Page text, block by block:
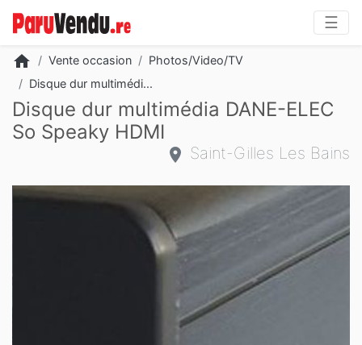
☰
home
Vente occasion
Photos/Video/TV
Disque dur multimédi...
Disque dur multimédia DANE-ELEC
So Speaky HDMI
Saint-Gilles Les Bains
Slide 2 of 6